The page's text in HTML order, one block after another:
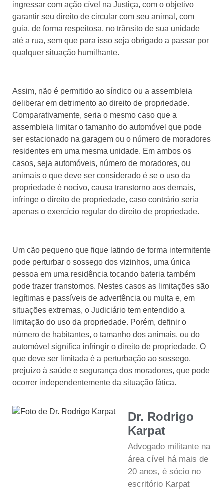
ingressar com ação cível na Justiça, com o objetivo
garantir seu direito de circular com seu animal, com
guia, de forma respeitosa, no trânsito de sua unidade
até a rua, sem que para isso seja obrigado a passar por
qualquer situação humilhante.
Assim, não é permitido ao síndico ou a assembleia
deliberar em detrimento ao direito de propriedade.
Comparativamente, seria o mesmo caso que a
assembleia limitar o tamanho do automóvel que pode
ser estacionado na garagem ou o número de moradores
residentes em uma mesma unidade. Em ambos os
casos, seja automóveis, número de moradores, ou
animais o que deve ser considerado é se o uso da
propriedade é nocivo, causa transtorno aos demais,
infringe o direito de propriedade, caso contrário seria
apenas o exercício regular do direito de propriedade.
Um cão pequeno que fique latindo de forma intermitente
pode perturbar o sossego dos vizinhos, uma única
pessoa em uma residência tocando bateria também
pode trazer transtornos. Nestes casos as limitações são
legítimas e passíveis de advertência ou multa e, em
situações extremas, o Judiciário tem entendido a
limitação do uso da propriedade. Porém, definir o
número de habitantes, o tamanho dos animais, ou do
automóvel significa infringir o direito de propriedade. O
que deve ser limitada é a perturbação ao sossego,
prejuízo à saúde e segurança dos moradores, que pode
ocorrer independentemente da situação fática.
Dr. Rodrigo
Karpat
Advogado militante na
área cível há mais de
20 anos, é sócio no
escritório Karpat